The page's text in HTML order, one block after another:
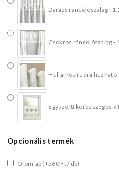
Darázs ráncolószalag -
Csokros ráncolószalag -
Hullámos rúdra húzható
Egyszerű körbeszegés
Opcionális termék
Ólomlap (+560 Ft / db)